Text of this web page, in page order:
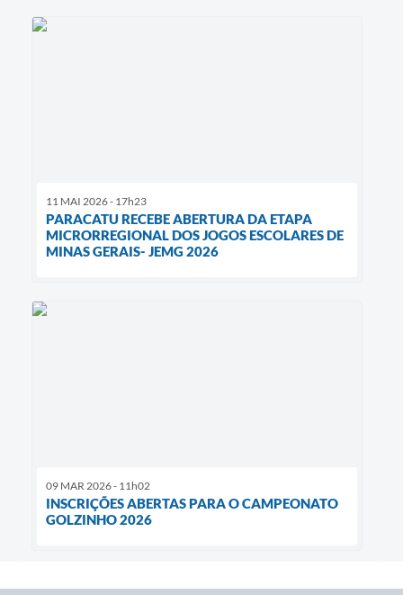
11 MAI 2026 - 17h23
PARACATU RECEBE ABERTURA DA ETAPA
MICRORREGIONAL DOS JOGOS ESCOLARES DE
MINAS GERAIS- JEMG 2026
09 MAR 2026 - 11h02
INSCRIÇÕES ABERTAS PARA O CAMPEONATO
GOLZINHO 2026